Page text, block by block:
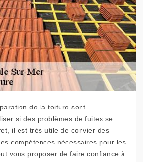
de la toiture sont
si des problèmes de fuites se
il est très utile de convier des
compétences nécessaires pour les
vous proposer de faire confiance à